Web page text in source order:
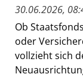
30.06.2026,
Ob
oder
vollzieht sich